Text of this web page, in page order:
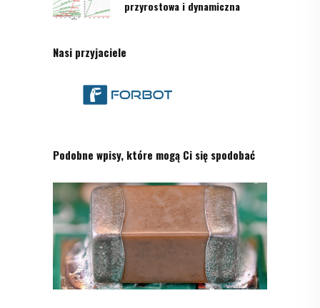
przyrostowa i dynamiczna
Nasi przyjaciele
Podobne wpisy, które mogą Ci się spodobać